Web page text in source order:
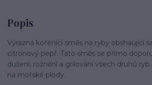
Popis
Výrazná kořenící směs na ryby obshaující
citrónový pepř. Tato směs se přímo
dušení, rožnění a grilování všech druhů
na mořské plody.